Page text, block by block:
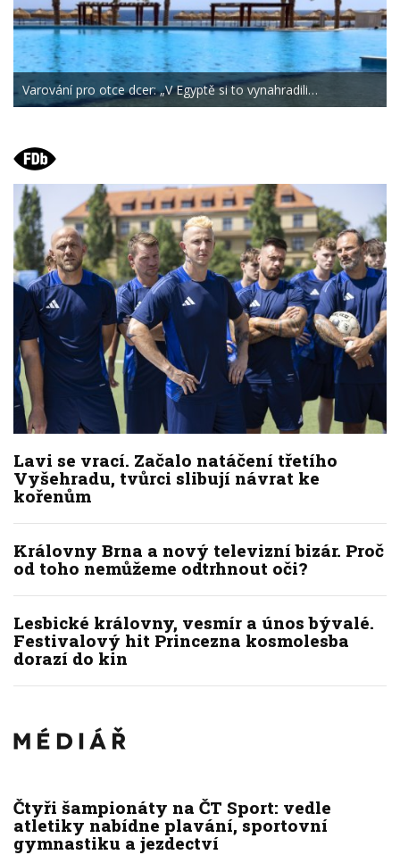
Varování pro otce dcer: „V Egyptě si to vynahradili…
Lavi se vrací. Začalo natáčení třetího
Vyšehradu, tvůrci slibují návrat ke
kořenům
Královny Brna a nový televizní bizár. Proč
od toho nemůžeme odtrhnout oči?
Lesbické královny, vesmír a únos bývalé.
Festivalový hit Princezna kosmolesba
dorazí do kin
Čtyři šampionáty na ČT Sport: vedle
atletiky nabídne plavání, sportovní
gymnastiku a jezdectví